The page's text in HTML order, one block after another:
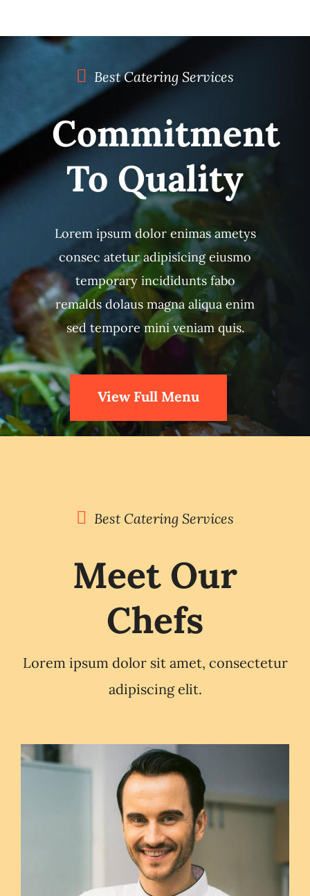
Best Catering Services
Commitment
To Quality
Lorem ipsum dolor enimas ametys
consec atetur adipisicing eiusmo
temporary incididunts fabo
remalds dolaus magna aliqua enim
sed tempore mini veniam quis.
View Full Menu
Best Catering Services
Meet Our
Chefs
Lorem ipsum dolor sit amet, consectetur
adipiscing elit.